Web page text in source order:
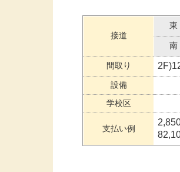
接道
東
南
間取り
設備
学校区
支払い例